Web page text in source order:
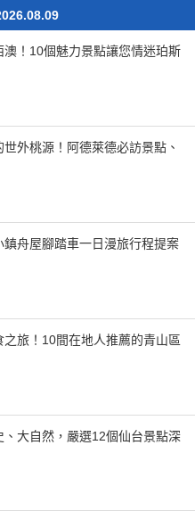
澳！10個魅力景點讓您情迷珀斯
世外桃源！阿德萊德必訪景點、
鎮舟屋腳踏車一日漫旅行程提案
之旅！10間在地人推薦的青山區
、大自然，嚴選12個仙台景點深